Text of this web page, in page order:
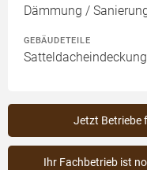
Dämmung /
GEBÄUDETEILE
Jetzt Betriebe
Ihr Fachbetrieb ist